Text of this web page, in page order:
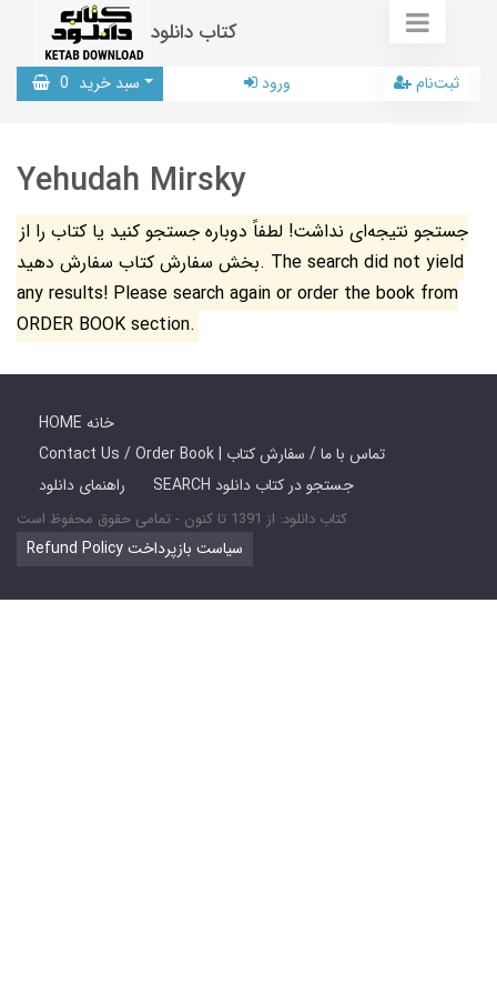
کتاب دانلود
سبد خرید 0 ورود ثبت‌نام
Yehudah Mirsky
جستجو نتیجه‌ای نداشت! لطفاً دوباره جستجو کنید یا کتاب را از
بخش سفارش کتاب سفارش دهید. The search did not yield
any results! Please search again or order the book from
ORDER BOOK section.
HOME خانه
Contact Us / Order Book | تماس با ما / سفارش کتاب
راهنمای دانلود
SEARCH جستجو در کتاب دانلود
کتاب دانلود: از 1391 تا کنون - تمامی حقوق محفوظ است
Refund Policy سیاست بازپرداخت